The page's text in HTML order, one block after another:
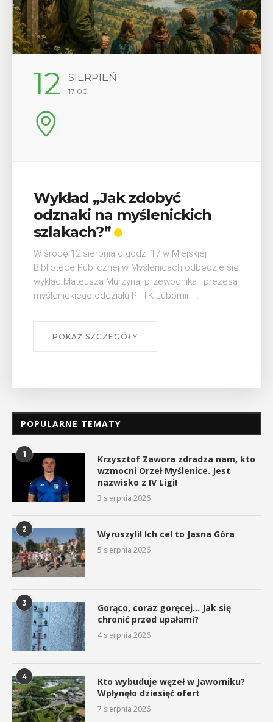
29 SIERPIEŃ
08:00 - 18:00
V Turniej Myślimira.
Mieszczanie i rzemieślnicy
W ostatni weekend wakacji, czyli 29-30 sierpnia w
Myślenicach odbędzie się piąta edycja Turnieju
Myślimira. Wydarzenie organizowane przez
Muzeum Niepodległości w Myślenicach odbędzie
się na ...
POKAŻ SZCZEGÓŁY
POPULARNE TEMATY
1
Krzysztof Zawora zdradza nam, kto
wzmocni Orzeł Myślenice. Jest
nazwisko z IV Ligi!
3 sierpnia 2026
2 Wyruszyli! Ich cel to Jasna Góra
5 sierpnia 2026
3
Gorąco, coraz goręcej… Jak się
chronić przed upałami?
4 sierpnia 2026
4
Kto wybuduje węzeł w Jaworniku?
Wpłynęło dziesięć ofert
7 sierpnia 2026